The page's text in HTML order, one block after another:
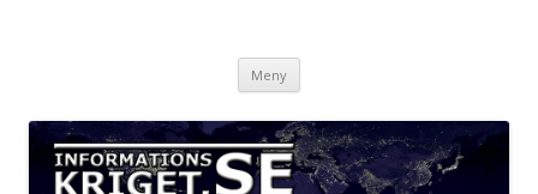
Meny